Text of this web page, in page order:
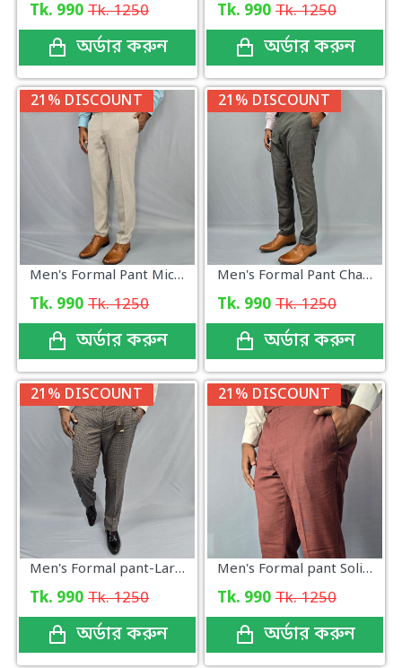
Tk. 990 Tk. 1250
অর্ডার করুন
Tk. 990 Tk. 1250
অর্ডার করুন
21% DISCOUNT
Men's Formal Pant Micro Dod Light Ash
Tk. 990 Tk. 1250
অর্ডার করুন
21% DISCOUNT
Men's Formal Pant Charcoal Gray
Tk. 990 Tk. 1250
অর্ডার করুন
21% DISCOUNT
Men's Formal pant-Large_size
Tk. 990 Tk. 1250
অর্ডার করুন
21% DISCOUNT
Men's Formal pant Solid Merun
Tk. 990 Tk. 1250
অর্ডার করুন